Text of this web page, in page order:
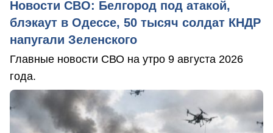
Новости СВО: Белгород под атакой,
блэкаут в Одессе, 50 тысяч солдат КНДР
напугали Зеленского
Главные новости СВО на утро 9 августа 2026
года.